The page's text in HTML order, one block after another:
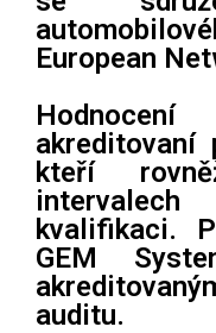
European
akreditovaní
kteří
kvalifikaci.
GEM
auditu.